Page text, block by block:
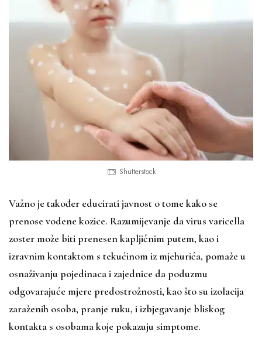
Shutterstock
Važno je također educirati javnost o tome kako se
prenose vodene kozice. Razumijevanje da virus varicella
zoster može biti prenesen kapljičnim putem, kao i
izravnim kontaktom s tekućinom iz mjehurića, pomaže u
osnaživanju pojedinaca i zajednice da poduzmu
odgovarajuće mjere predostrožnosti, kao što su izolacija
zaraženih osoba, pranje ruku, i izbjegavanje bliskog
kontakta s osobama koje pokazuju simptome.